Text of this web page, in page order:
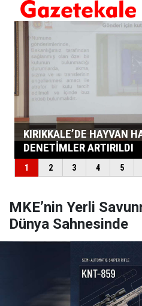
MKE’nin Yerli
Dünya Sahnesinde